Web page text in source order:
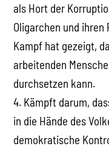
als Hort der
Oligarchen und
Kampf hat gezeigt,
arbeitenden
durchsetzen kann.
4. Kämpft darum,
in die Hände des
demokratische